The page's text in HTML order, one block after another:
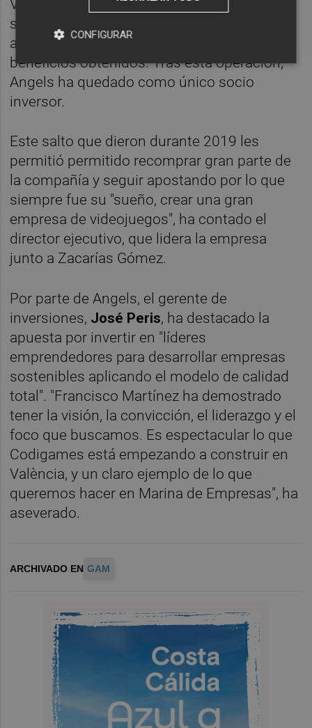
Venture Partners y Angels en una operación
singular, ya que los emprendedores
adquirieron su participación mediante los
beneficios obtenidos. Tras esta operación,
Angels ha quedado como único socio
inversor.
Este salto que dieron durante 2019 les
permitió permitido recomprar gran parte de
la compañía y seguir apostando por lo que
siempre fue su "sueño, crear una gran
empresa de videojuegos", ha contado el
director ejecutivo, que lidera la empresa
junto a Zacarías Gómez.
Por parte de Angels, el gerente de
inversiones, José Peris, ha destacado la
apuesta por invertir en "líderes
emprendedores para desarrollar empresas
sostenibles aplicando el modelo de calidad
total". "Francisco Martínez ha demostrado
tener la visión, la convicción, el liderazgo y el
foco que buscamos. Es espectacular lo que
Codigames está empezando a construir en
València, y un claro ejemplo de lo que
queremos hacer en Marina de Empresas", ha
aseverado.
ARCHIVADO EN GAM
CONFIGURAR